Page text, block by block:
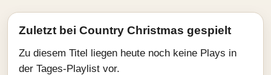
Zuletzt bei Country Christmas gespielt
Zu diesem Titel liegen heute noch keine Plays in
der Tages-Playlist vor.